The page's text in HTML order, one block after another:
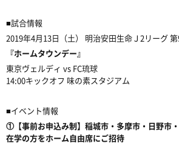
■試合情報
2019年4月13日（土） 明治安田生命Ｊ2リーグ
『ホームタウンデー』
東京ヴェルディ vs FC琉球
14:00キックオフ 味の素スタジアム
■イベント情報
①【事前お申込み制】稲城市・多摩市・日野市
在学の方をホーム自由席にご招待